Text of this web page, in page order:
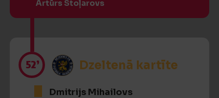
Artūrs Stoļarovs
52’ Dzeltenā kartīte
Dmitrijs Mihailovs